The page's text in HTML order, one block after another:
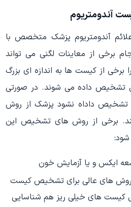
آندومتریوم
آندومتریوم پزشک متخصص با
برخی از معاینات لگنی می تواند
برخی از کیست ها به اندازه ای بزرگ
تشخیص داده می شوند. در صورتی
تشخیص داداه نشود پزشک از روش
برخی از روش های تشخیص این
ایکس و یا آزمایش خون
روش های عالی برای تشخیص کیست
کیست های خیلی ریز هم شناسایی